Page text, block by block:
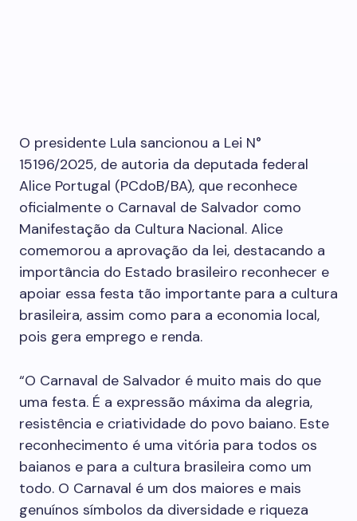
O presidente Lula sancionou a Lei N°
15196/2025, de autoria da deputada federal
Alice Portugal (PCdoB/BA), que reconhece
oficialmente o Carnaval de Salvador como
Manifestação da Cultura Nacional. Alice
comemorou a aprovação da lei, destacando a
importância do Estado brasileiro reconhecer e
apoiar essa festa tão importante para a cultura
brasileira, assim como para a economia local,
pois gera emprego e renda.
“O Carnaval de Salvador é muito mais do que
uma festa. É a expressão máxima da alegria,
resistência e criatividade do povo baiano. Este
reconhecimento é uma vitória para todos os
baianos e para a cultura brasileira como um
todo. O Carnaval é um dos maiores e mais
genuínos símbolos da diversidade e riqueza